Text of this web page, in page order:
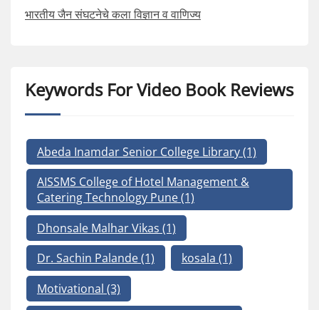
भारतीय जैन संघटनेचे कला विज्ञान व वाणिज्य
Keywords For Video Book Reviews
Abeda Inamdar Senior College Library(1)
AISSMS College of Hotel Management &
Catering Technology Pune(1)
Dhonsale Malhar Vikas (1)
Dr. Sachin Palande(1) kosala (1)
Motivational (3)